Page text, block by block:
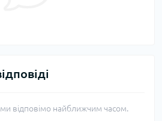
відповімо найближчим часом.